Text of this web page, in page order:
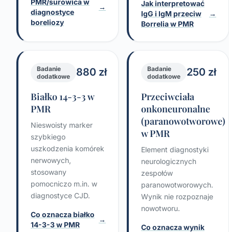
PMR/surowica w
diagnostyce
boreliozy
→
Jak interpretować
IgG i IgM przeciw
Borrelia w PMR
→
Badanie
dodatkowe
880 zł
Białko 14-3-3 w
PMR
Nieswoisty marker
szybkiego
uszkodzenia komórek
nerwowych,
stosowany
pomocniczo m.in. w
diagnostyce CJD.
Co oznacza białko
14-3-3 w PMR
→
Badanie
dodatkowe
250 zł
Przeciwciała
onkoneuronalne
(paranowotworowe)
w PMR
Element diagnostyki
neurologicznych
zespołów
paranowotworowych.
Wynik nie rozpoznaje
nowotworu.
Co oznacza wynik